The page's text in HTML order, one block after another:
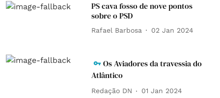
PS cava fosso de nove pontos
sobre o PSD
Rafael Barbosa 02 Jan 2024
Os Aviadores da travessia do
Atlântico
Redação DN 01 Jan 2024